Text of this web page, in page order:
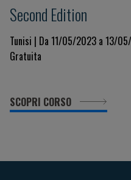
Second Edition
Tunisi | Da 11/05/2023 a 13/
Gratuita
SCOPRI CORSO